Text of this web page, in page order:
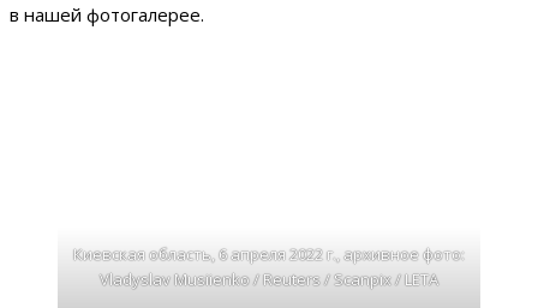
в нашей фотогалерее.
Киевская область, 6 апреля 2022 г., архивное фото:
Vladyslav Musiienko / Reuters / Scanpix / LETA